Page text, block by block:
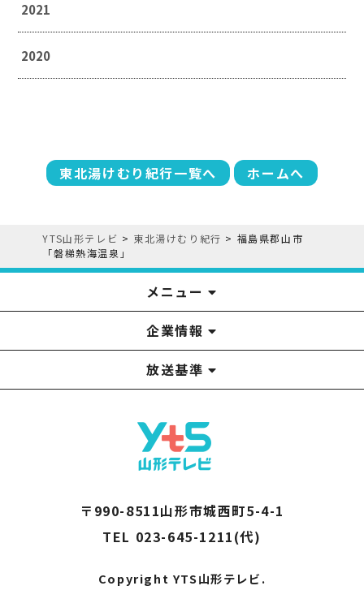
2021
2020
東北湯けむり紀行一覧へ ホームへ
YTS山形テレビ > 東北湯けむり紀行 > 福島県郡山市
「磐梯熱海温泉」
メニュー
YTSニュース
番組
アナウンサー
プレゼント
イベント
みるるん星人
YTS見学ツアー
番組表
お問い合わせ
企業情報
企業情報
役員構成
YTS山形テレビ SDGs 宣言
採用情報
山形テレビ人権方針
山形テレビ国民保護業務計画提出文
個人情報基本方針
情報セキュリティ基本方針
視聴データの取扱いについて
系列局一覧
中継局一覧
放送基準
〒990-8511山形市城西町5-4-1
TEL 023-645-1211(代)
Copyright YTS山形テレビ.